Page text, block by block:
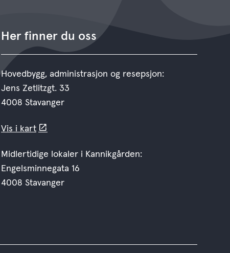
Her finner du oss
Hovedbygg, administrasjon og resepsjon:
Jens Zetlitzgt. 33
4008 Stavanger
Vis i kart
Midlertidige lokaler i Kannikgården:
Engelsminnegata 16
4008 Stavanger